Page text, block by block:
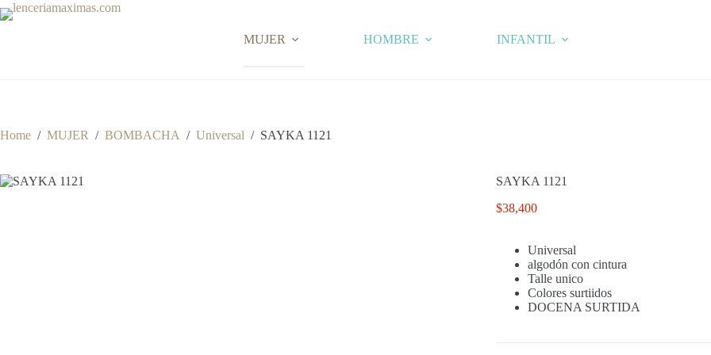
Skip
to
MUJER HOMBRE INFANTIL
Home / MUJER / BOMBACHA / Universal / SAYKA 1121
SAYKA 1121
$38,400
Universal
algodón con cintura
Talle unico
Colores surtiidos
DOCENA SURTIDA